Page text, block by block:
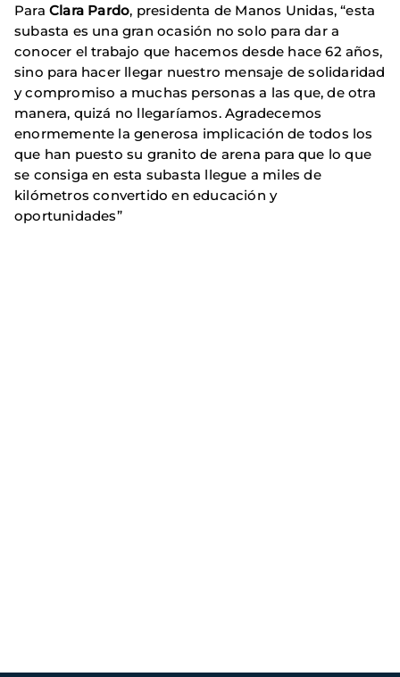
Para Clara Pardo, presidenta de Manos Unidas, “esta
subasta es una gran ocasión no solo para dar a
conocer el trabajo que hacemos desde hace 62 años,
sino para hacer llegar nuestro mensaje de solidaridad
y compromiso a muchas personas a las que, de otra
manera, quizá no llegaríamos. Agradecemos
enormemente la generosa implicación de todos los
que han puesto su granito de arena para que lo que
se consiga en esta subasta llegue a miles de
kilómetros convertido en educación y
oportunidades”